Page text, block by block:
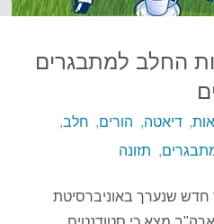
החלב למתבגרים
, דיאטה, הורים, חלב,
, תזונה
שנערך באוניברסיטת